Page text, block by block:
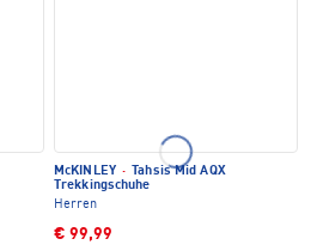
McKINLEY ·
Tahsis Mid AQX
Trekkingschuhe
Herren
€ 99,99